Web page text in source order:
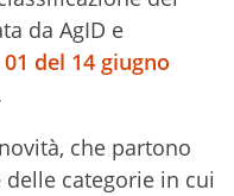
da AgID e
del 14 giugno
che partono
categorie in cui